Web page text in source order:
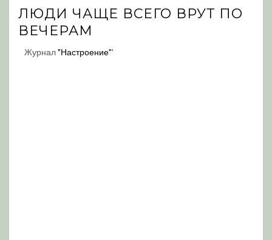
ЛЮДИ ЧАЩЕ ВСЕГО ВРУТ ПО
ВЕЧЕРАМ
Журнал"Настроение"'